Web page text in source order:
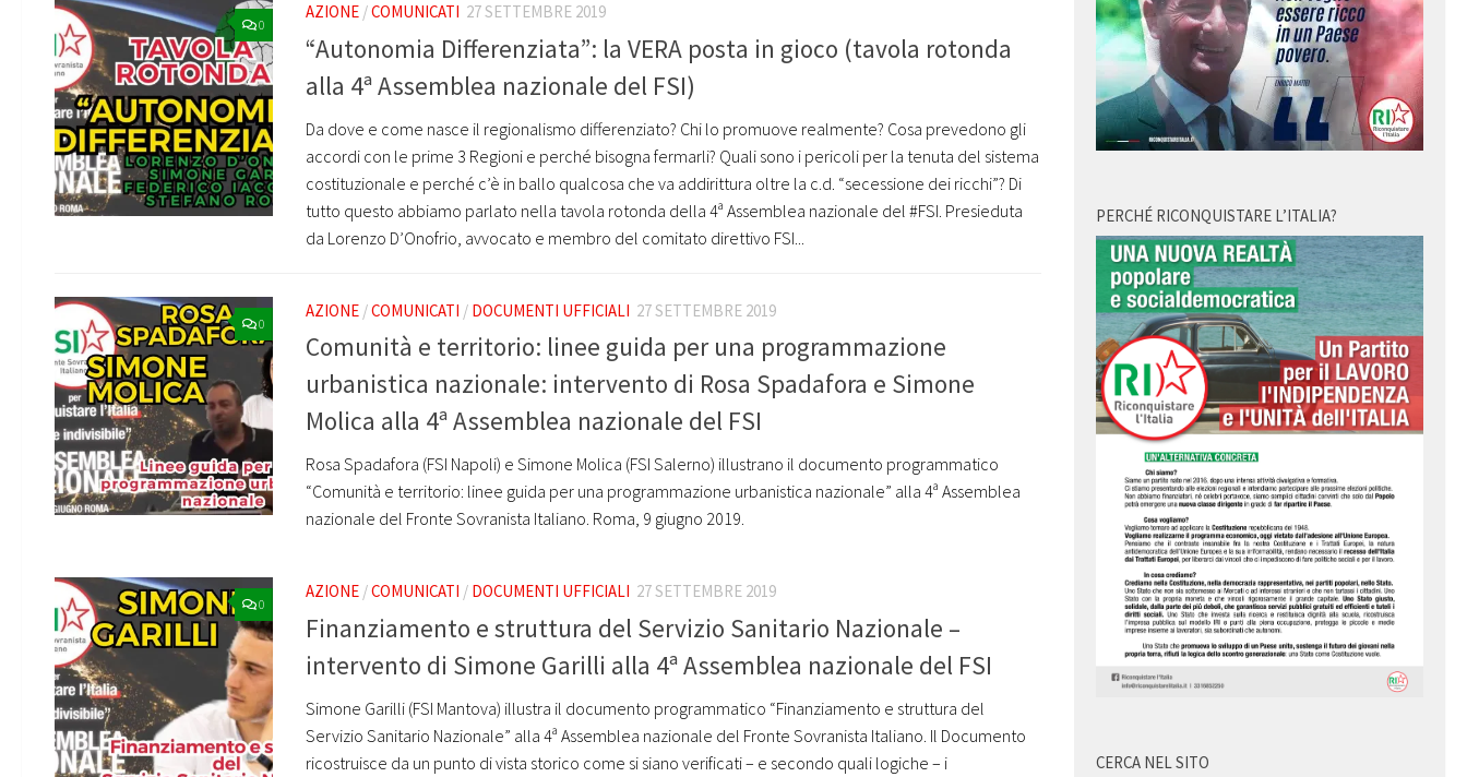
0
AZIONE /COMUNICATI 27 SETTEMBRE 2019
“Autonomia Differenziata”: la VERA posta in gioco (tavola rotonda
alla 4ª Assemblea nazionale del FSI)
Da dove e come nasce il regionalismo differenziato? Chi lo promuove realmente? Cosa prevedono gli
accordi con le prime 3 Regioni e perché bisogna fermarli? Quali sono i pericoli per la tenuta del sistema
costituzionale e perché c’è in ballo qualcosa che va addirittura oltre la c.d. “secessione dei ricchi”? Di
tutto questo abbiamo parlato nella tavola rotonda della 4ª Assemblea nazionale del #FSI. Presieduta
da Lorenzo D’Onofrio, avvocato e membro del comitato direttivo FSI...
0
AZIONE /COMUNICATI / DOCUMENTI UFFICIALI 27 SETTEMBRE 2019
Comunità e territorio: linee guida per una programmazione
urbanistica nazionale: intervento di Rosa Spadafora e Simone
Molica alla 4ª Assemblea nazionale del FSI
Rosa Spadafora (FSI Napoli) e Simone Molica (FSI Salerno) illustrano il documento programmatico
“Comunità e territorio: linee guida per una programmazione urbanistica nazionale” alla 4ª Assemblea
nazionale del Fronte Sovranista Italiano. Roma, 9 giugno 2019.
0
AZIONE /COMUNICATI / DOCUMENTI UFFICIALI 27 SETTEMBRE 2019
Finanziamento e struttura del Servizio Sanitario Nazionale –
intervento di Simone Garilli alla 4ª Assemblea nazionale del FSI
Simone Garilli (FSI Mantova) illustra il documento programmatico “Finanziamento e struttura del
Servizio Sanitario Nazionale” alla 4ª Assemblea nazionale del Fronte Sovranista Italiano. Il Documento
ricostruisce da un punto di vista storico come si siano verificati – e secondo quali logiche – i
PERCHÉ RICONQUISTARE L’ITALIA?
CERCA NEL SITO